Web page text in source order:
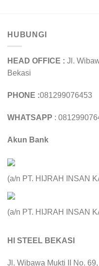
HUBUNGI
HEAD OFFICE : Jl.
Bekasi
PHONE :081299076453
WHATSAPP :
Akun Bank
(a/n PT. HIJRAH INSAN
(a/n PT. HIJRAH INSAN
HI STEEL BEKASI
Jl. Wibawa Mukti II No.